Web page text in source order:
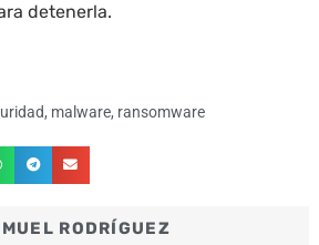
detenerla.
, malware, ransomware
RODRÍGUEZ